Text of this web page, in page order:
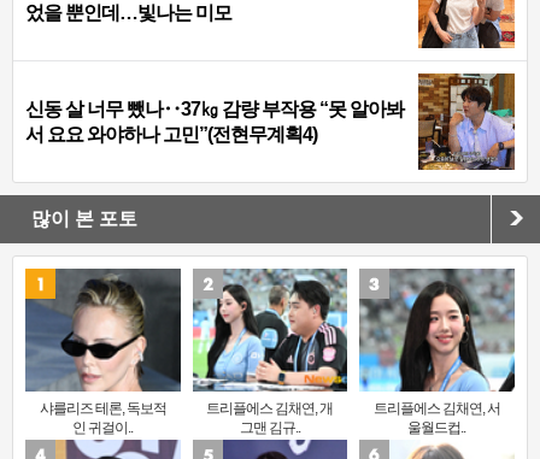
었을 뿐인데…빛나는 미모
신동 살 너무 뺐나‥37㎏ 감량 부작용 “못 알아봐
서 요요 와야하나 고민”(전현무계획4)
많이 본 포토
샤를리즈 테론, 독보적
인 귀걸이..
트리플에스 김채연, 개
그맨 김규..
트리플에스 김채연, 서
울월드컵..